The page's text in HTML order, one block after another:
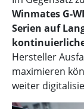
Winmates G-
Serien auf
Hersteller
maximieren
weiter